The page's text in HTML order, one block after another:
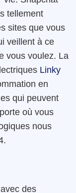
tellement
sites que vous
veillent à ce
vous voulez. La
Linky
en
qui peuvent
où vous
nous
des